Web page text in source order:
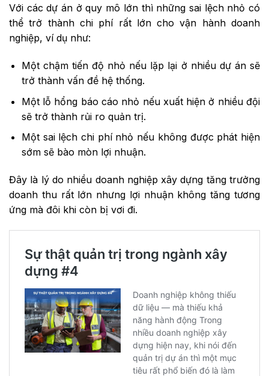
Với các dự án ở quy mô lớn thì những sai lệch nhỏ có
thể trở thành chi phí rất lớn cho vận hành doanh
nghiệp, ví dụ như:
Một chậm tiến độ nhỏ nếu lặp lại ở nhiều dự án sẽ
trở thành vấn đề hệ thống.
Một lỗ hổng báo cáo nhỏ nếu xuất hiện ở nhiều đội
sẽ trở thành rủi ro quản trị.
Một sai lệch chi phí nhỏ nếu không được phát hiện
sớm sẽ bào mòn lợi nhuận.
Đây là lý do nhiều doanh nghiệp xây dựng tăng trưởng
doanh thu rất lớn nhưng lợi nhuận không tăng tương
ứng mà đôi khi còn bị vơi đi.